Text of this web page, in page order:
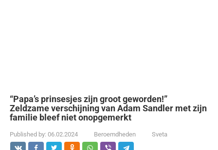
“Papa’s prinsesjes zijn groot geworden!”
Zeldzame verschijning van Adam Sandler met zijn
familie bleef niet onopgemerkt
Published by: 06.02.2024 Beroemdheden Sveta